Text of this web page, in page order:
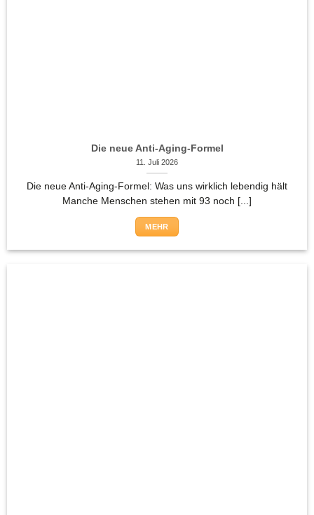
Die neue Anti-Aging-Formel
11. Juli 2026
Die neue Anti-Aging-Formel: Was uns wirklich lebendig hält
Manche Menschen stehen mit 93 noch [...]
MEHR